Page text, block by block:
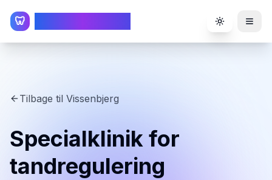
🦷 Toggle
Tilbage til Vissenbjerg
Specialklinik for
tandregulering